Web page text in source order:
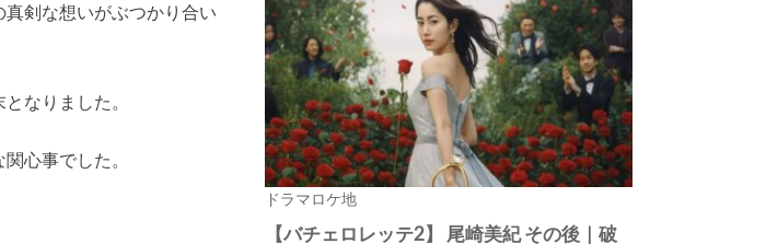
真剣な想いがぶつかり合い
なりました。
心事でした。